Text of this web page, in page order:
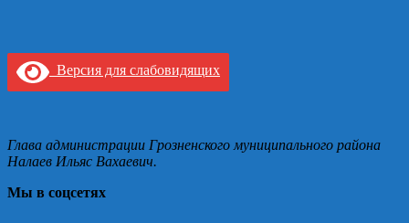
Версия для слабовидящих
Глава администрации Грозненского муниципального района
Налаев Ильяс Вахаевич.
Мы в соцсетях